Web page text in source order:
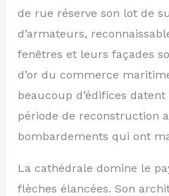
de rue réserve son lot de
d’armateurs,
fenêtres et leurs façades
d’or du commerce
beaucoup d’édifices
période de reconstruction
bombardements qui ont
La cathédrale domine le
flèches élancées. Son